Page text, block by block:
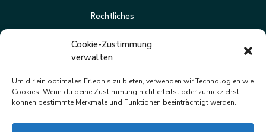
Cookie-Zustimmung
verwalten
Um dir ein optimales Erlebnis zu bieten, verwenden wir Technologien wie
Cookies. Wenn du deine Zustimmung nicht erteilst oder zurückziehst,
können bestimmte Merkmale und Funktionen beeinträchtigt werden.
Rechtliches
Datenschutz
Impressum
Newsletter